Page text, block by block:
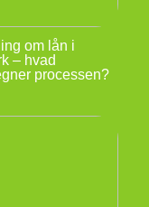
om lån i
– hvad
processen?